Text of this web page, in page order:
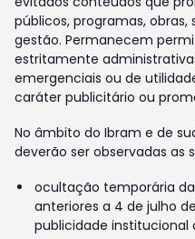
públicos, programas,
gestão. Permanecem
estritamente
emergenciais ou de
caráter publicitário ou
No âmbito do Ibram e de
deverão ser observadas as
ocultação temporária
anteriores a 4 de julho
publicidade institucional